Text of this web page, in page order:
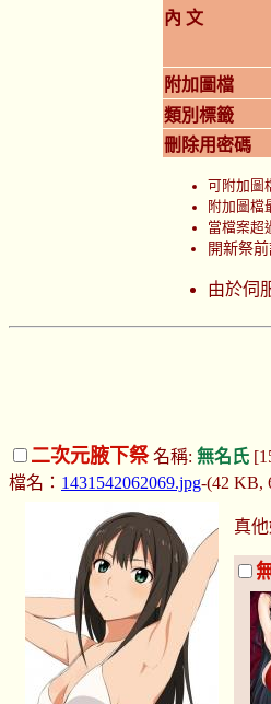
內 文
附加圖檔
類別標籤
刪除用密碼
可附加圖
附加圖檔
當檔案超
開新祭
由於伺
二次元腋下祭名稱: 無名氏
檔名： 1431542062069.jpg-(42 KB,
真